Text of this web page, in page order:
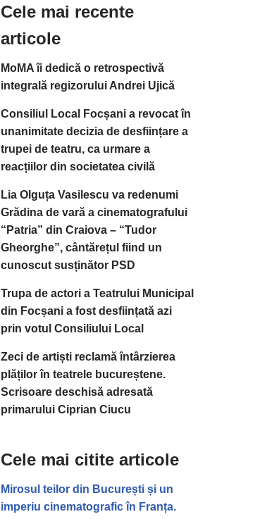
Cele mai recente
articole
MoMA îi dedică o retrospectivă
integrală regizorului Andrei Ujică
Consiliul Local Focșani a revocat în
unanimitate decizia de desființare a
trupei de teatru, ca urmare a
reacțiilor din societatea civilă
Lia Olguța Vasilescu va redenumi
Grădina de vară a cinematografului
“Patria” din Craiova – “Tudor
Gheorghe”, cântărețul fiind un
cunoscut susținător PSD
Trupa de actori a Teatrului Municipal
din Focșani a fost desființată azi
prin votul Consiliului Local
Zeci de artiști reclamă întârzierea
plăților în teatrele bucureștene.
Scrisoare deschisă adresată
primarului Ciprian Ciucu
Cele mai citite articole
Mirosul teilor din București și un
imperiu cinematografic în Franța.